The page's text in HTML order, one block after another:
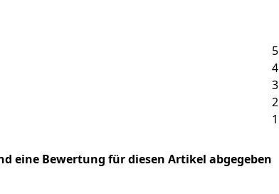
5
4
3
2
1
eine Bewertung für diesen Artikel abgegeben